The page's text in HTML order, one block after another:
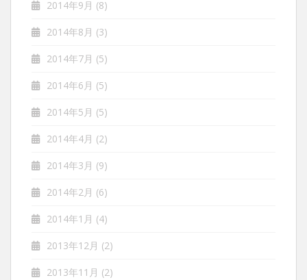
2014年9月 (8)
2014年8月 (3)
2014年7月 (5)
2014年6月 (5)
2014年5月 (5)
2014年4月 (2)
2014年3月 (9)
2014年2月 (6)
2014年1月 (4)
2013年12月 (2)
2013年11月 (2)